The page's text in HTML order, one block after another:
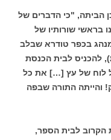
הביתה, "כי הדברים של
בראשי שורותיו של
בכפר טודרא שבלב
להכניס לבית הכנסת
לוח של עץ […] את כל
והייתה התורה שבפה
הקרוב לבית הספר,